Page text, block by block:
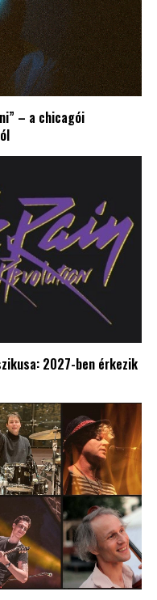
– a chicagói
2027-ben érkezik